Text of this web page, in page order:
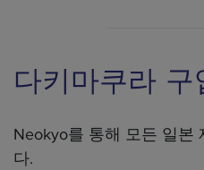
다키마쿠라 구
Neokyo를 통해 모든 일본
다.